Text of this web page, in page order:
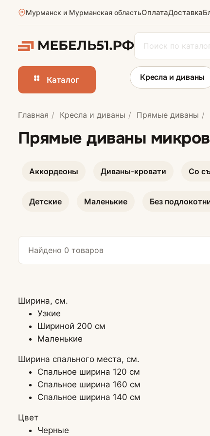
Мурманск и Мурманская областьОплатаДоставка
Каталог Кресла и диваны
Главная Кресла и диваны Прямые диваны
Прямые диваны
Аккордеоны Диваны-кровати Со
Детские Маленькие Без
Найдено 0 товаров
Ширина, см.
Узкие
Шириной 200 см
Маленькие
Ширина спального места, см.
Спальное ширина 120 см
Спальное ширина 160 см
Спальное ширина 140 см
Цвет
Черные